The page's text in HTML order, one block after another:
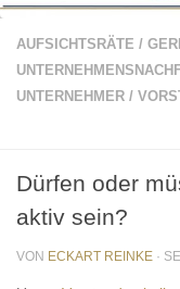
AUFSICHTSRÄTE /
UNTERNEHMER /
Dürfen oder
aktiv sein?
VON ECKART REINKE ·